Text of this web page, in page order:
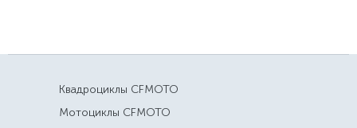
Квадроциклы CFMOTO
Мотоциклы CFMOTO